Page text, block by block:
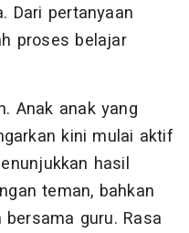
Dari pertanyaan
proses belajar
Anak anak yang
kini mulai aktif
hasil
teman, bahkan
guru. Rasa